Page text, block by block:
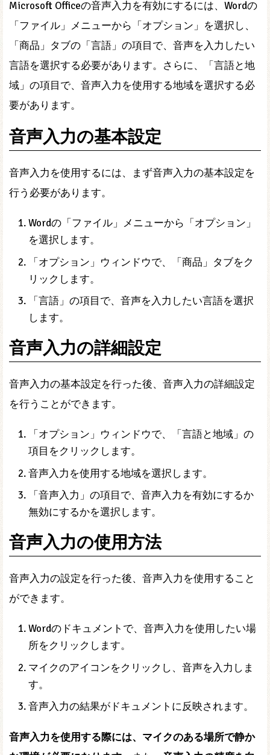
Microsoft Officeの音声入力を有効にするには、Wordの
「ファイル」メニューから「オプション」を選択し、
「商品」タブの「言語」の項目で、音声を入力したい
言語を選択する必要があります。さらに、「言語と地
域」の項目で、音声入力を使用する地域を選択する必
要があります。
音声入力の基本設定
音声入力を使用するには、まず音声入力の基本設定を
行う必要があります。
Wordの「ファイル」メニューから「オプション」
を選択します。
「オプション」ウィンドウで、「商品」タブをク
リックします。
「言語」の項目で、音声を入力したい言語を選択
します。
音声入力の詳細設定
音声入力の基本設定を行った後、音声入力の詳細設定
を行うことができます。
「オプション」ウィンドウで、「言語と地域」の
項目をクリックします。
音声入力を使用する地域を選択します。
「音声入力」の項目で、音声入力を有効にするか
無効にするかを選択します。
音声入力の使用方法
音声入力の設定を行った後、音声入力を使用すること
ができます。
Wordのドキュメントで、音声入力を使用したい場
所をクリックします。
マイクのアイコンをクリックし、音声を入力しま
す。
音声入力の結果がドキュメントに反映されます。
音声入力を使用する際には、マイクのある場所で静か